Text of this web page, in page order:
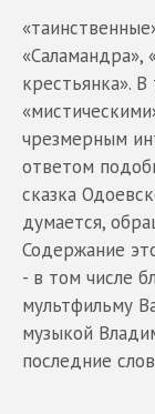
«Саламандра»,
крестьянка».
чрезмерным
ответом
сказка
думается,
Содержание
- в том числе
мультфильму
музыкой
последние